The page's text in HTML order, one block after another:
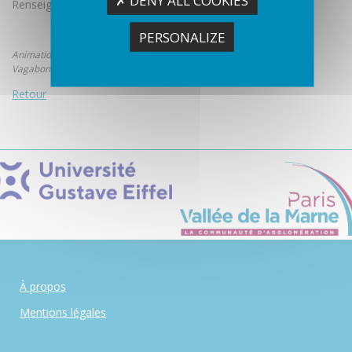
Renseignements et inscription :jacquesdumand@hotmail.fr
Animation proposée dans le cadre de la Maison de l'Environnement
Vagabonde de Paris - Vallée de la Marne
Retour
À propos
Mentions légales
PERSONALIZE